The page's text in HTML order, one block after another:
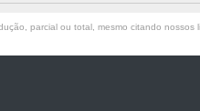
parcial ou total, mesmo citando